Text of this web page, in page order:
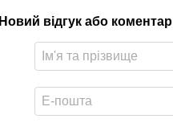
Новий відгук або коментар